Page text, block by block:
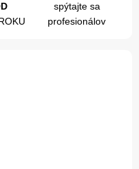
spýtajte sa
profesionálov